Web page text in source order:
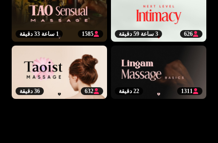
3 ساعة 59 دقيقة 626 1 ساعة 33 دقيقة 1585
22 دقيقة 1311 36 دقيقة 632